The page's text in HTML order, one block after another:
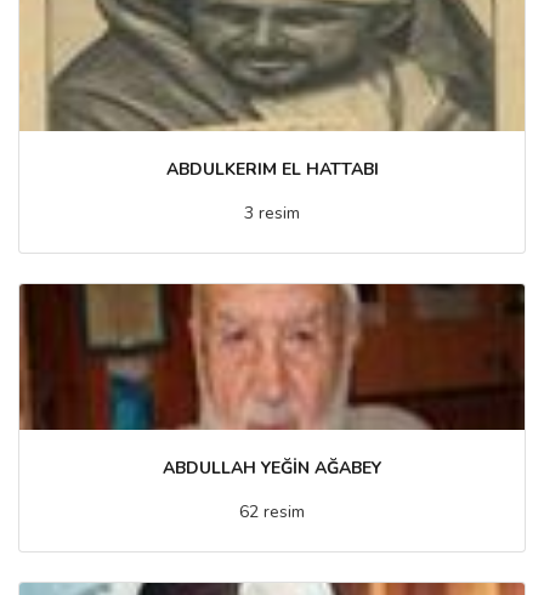
ABDULKERIM EL HATTABI
3 resim
ABDULLAH YEĞİN AĞABEY
62 resim